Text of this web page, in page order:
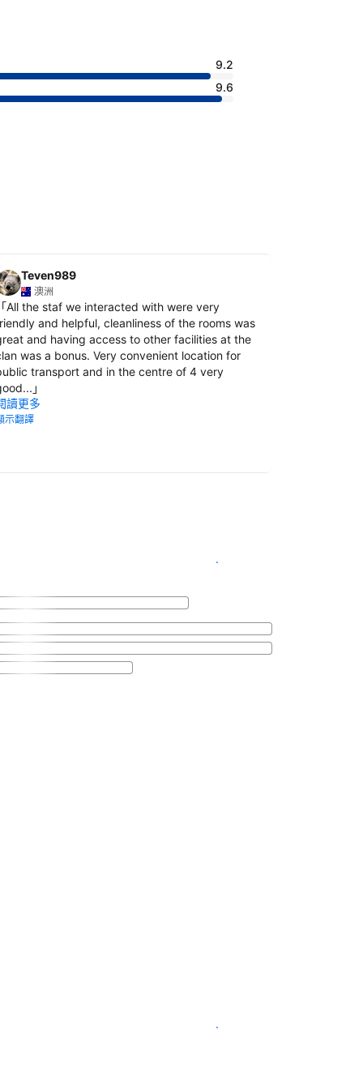
9.2
9.6
Teven989
澳洲
All the staf we interacted with were very
and helpful, cleanliness of the rooms was
and having access to other facilities at the
was a bonus. Very convenient location for
transport and in the centre of 4 very
」
讀更多
示翻譯
查看客房供應情況
查看客房供應情況